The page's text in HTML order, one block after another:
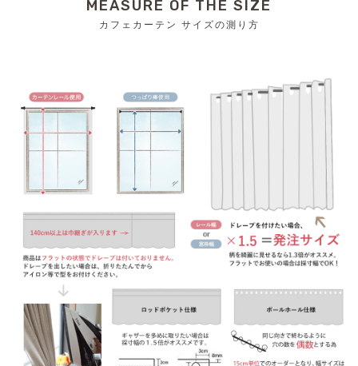
MEASURE OF THE SIZE
カフェカーテン サイズの測り方